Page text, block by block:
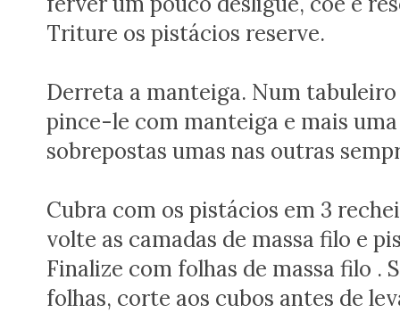
Triture os pistácios reserve.
Derreta a manteiga. Num
pince-le com manteiga e mais
sobrepostas umas nas outras
Cubra com os pistácios em 3
volte as camadas de massa filo e
Finalize com folhas de massa filo .
folhas, corte aos cubos antes de